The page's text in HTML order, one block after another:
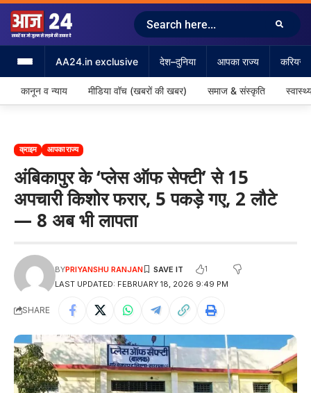
AA24.in exclusive देश–दुनिया आपका राज्य करियर
कानून व न्याय मीडिया वॉच (खबरों की खबर) समाज & संस्कृति
क्राइम आपका राज्य
अंबिकापुर के ‘प्लेस ऑफ सेफ्टी’ से 15
अपचारी किशोर फरार, 5 पकड़े गए, 2 लौटे
— 8 अब भी लापता
LAST UPDATED: FEBRUARY 18, 2026 9:49 PM
BYPRIYANSHU RANJAN 1
SHARE